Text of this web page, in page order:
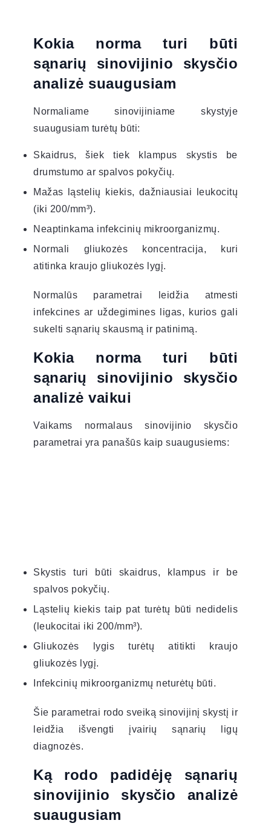
Kokia norma turi būti
sąnarių sinovijinio skysčio
analizė suaugusiam
Normaliame sinovijiniame skystyje
suaugusiam turėtų būti:
Skaidrus, šiek tiek klampus skystis be
drumstumo ar spalvos pokyčių.
Mažas ląstelių kiekis, dažniausiai leukocitų
(iki 200/mm³).
Neaptinkama infekcinių mikroorganizmų.
Normali gliukozės koncentracija, kuri
atitinka kraujo gliukozės lygį.
Normalūs parametrai leidžia atmesti
infekcines ar uždegimines ligas, kurios gali
sukelti sąnarių skausmą ir patinimą.
Kokia norma turi būti
sąnarių sinovijinio skysčio
analizė vaikui
Vaikams normalaus sinovijinio skysčio
parametrai yra panašūs kaip suaugusiems:
Skystis turi būti skaidrus, klampus ir be
spalvos pokyčių.
Ląstelių kiekis taip pat turėtų būti nedidelis
(leukocitai iki 200/mm³).
Gliukozės lygis turėtų atitikti kraujo
gliukozės lygį.
Infekcinių mikroorganizmų neturėtų būti.
Šie parametrai rodo sveiką sinovijinį skystį ir
leidžia išvengti įvairių sąnarių ligų
diagnozės.
Ką rodo padidėję sąnarių
sinovijinio skysčio analizė
suaugusiam